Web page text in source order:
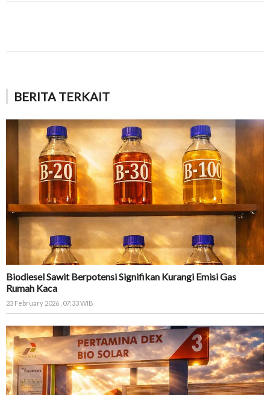
BERITA TERKAIT
Biodiesel Sawit Berpotensi Signifikan Kurangi Emisi Gas
Rumah Kaca
23 February 2026 , 07:33 WIB